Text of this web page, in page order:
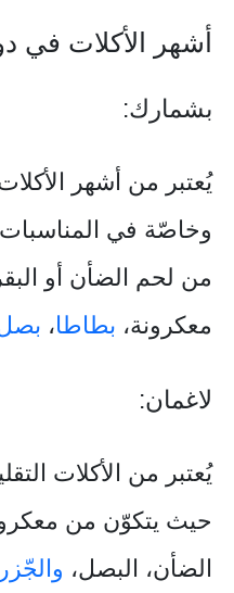
أشهر الأكلات في
بشمارك:
يُعتبر من أشهر
وخاصّة في
من لحم الضأن أو
معكرونة، بطاطا،
لاغمان:
يُعتبر من الأكلات
حيث يتكوّن من
الضأن، البصل، والجّزر